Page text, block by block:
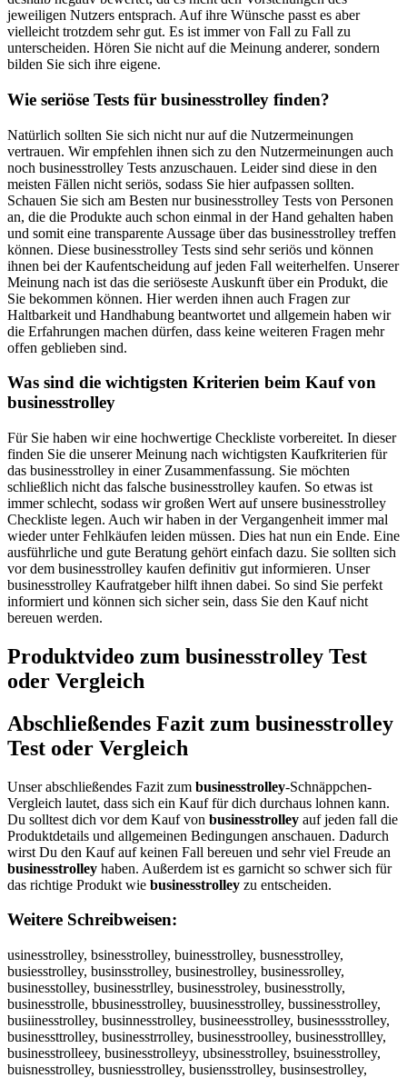
jeweiligen Nutzers entsprach. Auf ihre Wünsche passt es aber
vielleicht trotzdem sehr gut. Es ist immer von Fall zu Fall zu
unterscheiden. Hören Sie nicht auf die Meinung anderer, sondern
bilden Sie sich ihre eigene.
Wie seriöse Tests für businesstrolley finden?
Natürlich sollten Sie sich nicht nur auf die Nutzermeinungen
vertrauen. Wir empfehlen ihnen sich zu den Nutzermeinungen auch
noch businesstrolley Tests anzuschauen. Leider sind diese in den
meisten Fällen nicht seriös, sodass Sie hier aufpassen sollten.
Schauen Sie sich am Besten nur businesstrolley Tests von Personen
an, die die Produkte auch schon einmal in der Hand gehalten haben
und somit eine transparente Aussage über das businesstrolley treffen
können. Diese businesstrolley Tests sind sehr seriös und können
ihnen bei der Kaufentscheidung auf jeden Fall weiterhelfen. Unserer
Meinung nach ist das die seriöseste Auskunft über ein Produkt, die
Sie bekommen können. Hier werden ihnen auch Fragen zur
Haltbarkeit und Handhabung beantwortet und allgemein haben wir
die Erfahrungen machen dürfen, dass keine weiteren Fragen mehr
offen geblieben sind.
Was sind die wichtigsten Kriterien beim Kauf von
businesstrolley
Für Sie haben wir eine hochwertige Checkliste vorbereitet. In dieser
finden Sie die unserer Meinung nach wichtigsten Kaufkriterien für
das businesstrolley in einer Zusammenfassung. Sie möchten
schließlich nicht das falsche businesstrolley kaufen. So etwas ist
immer schlecht, sodass wir großen Wert auf unsere businesstrolley
Checkliste legen. Auch wir haben in der Vergangenheit immer mal
wieder unter Fehlkäufen leiden müssen. Dies hat nun ein Ende. Eine
ausführliche und gute Beratung gehört einfach dazu. Sie sollten sich
vor dem businesstrolley kaufen definitiv gut informieren. Unser
businesstrolley Kaufratgeber hilft ihnen dabei. So sind Sie perfekt
informiert und können sich sicher sein, dass Sie den Kauf nicht
bereuen werden.
Produktvideo zum businesstrolley Test
oder Vergleich
Abschließendes Fazit zum businesstrolley
Test oder Vergleich
Unser abschließendes Fazit zum businesstrolley-Schnäppchen-
Vergleich lautet, dass sich ein Kauf für dich durchaus lohnen kann.
Du solltest dich vor dem Kauf von businesstrolley auf jeden fall die
Produktdetails und allgemeinen Bedingungen anschauen. Dadurch
wirst Du den Kauf auf keinen Fall bereuen und sehr viel Freude an
businesstrolley haben. Außerdem ist es garnicht so schwer sich für
das richtige Produkt wie businesstrolley zu entscheiden.
Weitere Schreibweisen:
usinesstrolley, bsinesstrolley, buinesstrolley, busnesstrolley,
busiesstrolley, businsstrolley, businestrolley, businessrolley,
businesstolley, businesstrlley, businesstroley, businesstrolly,
businesstrolle, bbusinesstrolley, buusinesstrolley, bussinesstrolley,
busiinesstrolley, businnesstrolley, busineesstrolley, businessstrolley,
businessttrolley, businesstrrolley, businesstroolley, businesstrollley,
businesstrolleey, businesstrolleyy, ubsinesstrolley, bsuinesstrolley,
buisnesstrolley, busniesstrolley, busiensstrolley, businsestrolley,